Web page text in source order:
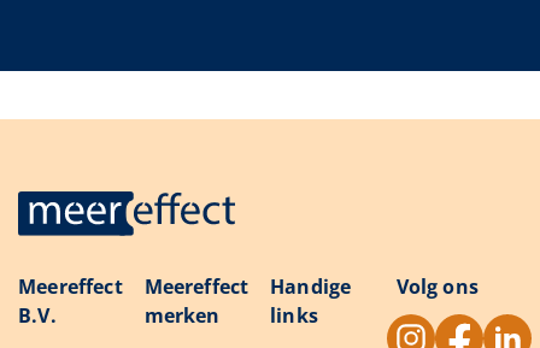
Meereffect
B.V.
Meereffect
merken
Handige
links
Volg ons